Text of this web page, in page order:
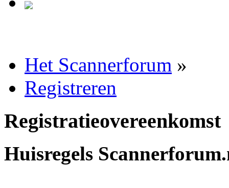
Het Scannerforum »
Registreren
Registratieovereenkomst
Huisregels